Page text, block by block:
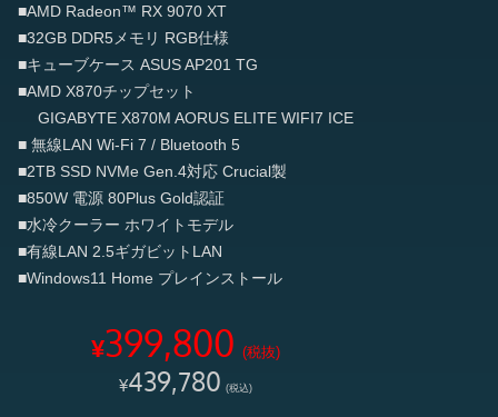
■AMD Radeon™ RX 9070 XT
■32GB DDR5メモリ RGB仕様
■キューブケース ASUS AP201 TG
■AMD X870チップセット
GIGABYTE X870M AORUS ELITE WIFI7 ICE
■ 無線LAN Wi-Fi 7 / Bluetooth 5
■2TB SSD NVMe Gen.4対応 Crucial製
■850W 電源 80Plus Gold認証
■水冷クーラー ホワイトモデル
■有線LAN 2.5ギガビットLAN
■Windows11 Home プレインストール
¥399,800 (税抜)
¥439,780 (税込)